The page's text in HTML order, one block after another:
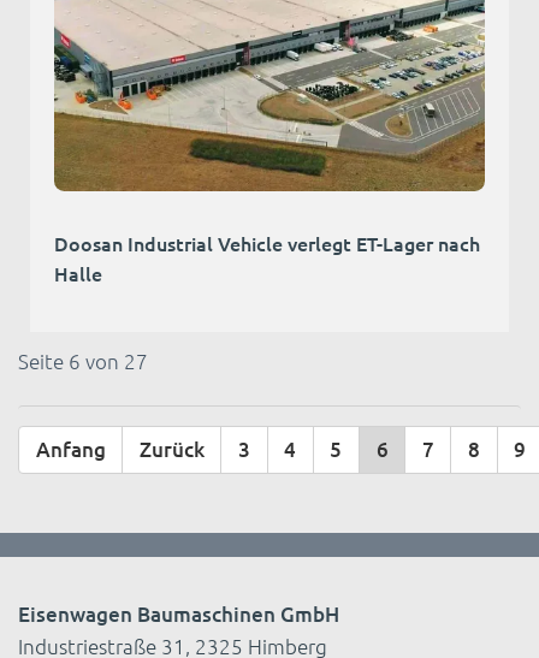
Doosan Industrial Vehicle verlegt ET-Lager nach
Halle
Seite 6 von 27
Anfang Zurück 3 4 5 6 7 8 9
Eisenwagen Baumaschinen GmbH
Industriestraße 31, 2325 Himberg